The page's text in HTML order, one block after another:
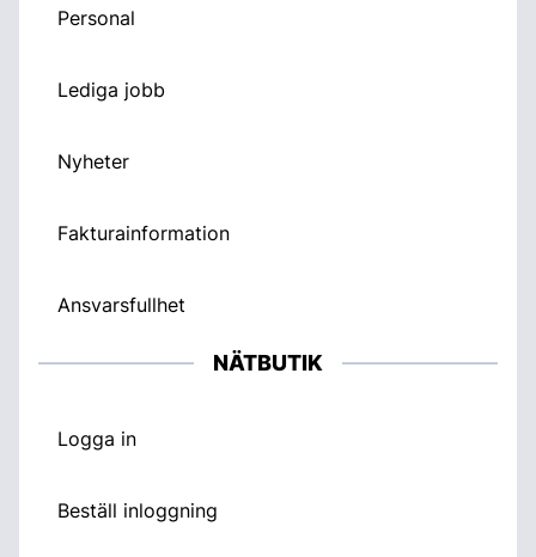
Personal
Lediga jobb
Nyheter
Fakturainformation
Ansvarsfullhet
NÄTBUTIK
Logga in
Beställ inloggning